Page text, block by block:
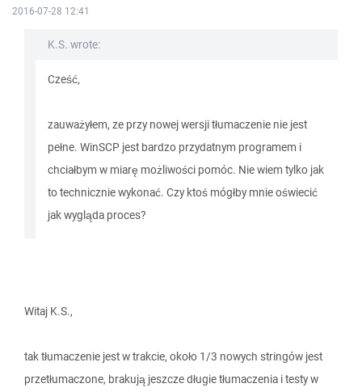
2016-07-28 12:41
K.S. wrote:
Cześć,
zauważyłem, ze przy nowej wersji tłumaczenie nie jest
pełne. WinSCP jest bardzo przydatnym programem i
chciałbym w miarę możliwości pomóc. Nie wiem tylko jak
to technicznie wykonać. Czy ktoś mógłby mnie oświecić
jak wygląda proces?
Witaj K.S.,
tak tłumaczenie jest w trakcie, około 1/3 nowych stringów jest
przetłumaczone, brakują jeszcze długie tłumaczenia i testy w